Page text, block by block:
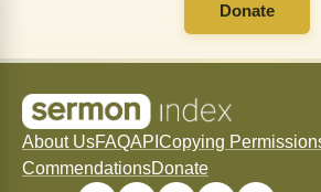
Donate
About UsFAQAPI Copying
CommendationsDonate